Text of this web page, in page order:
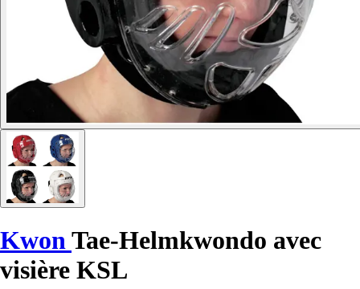
Kwon Tae-Helmkwondo avec
visière KSL